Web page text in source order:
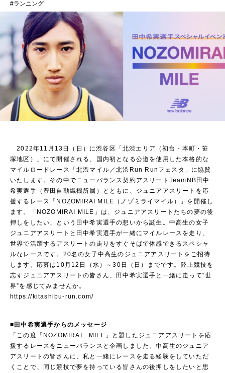
ランニング
2022年11月13日（日）に渋谷区「北渋エリア（初台・本町・笹
塚地区）」にて開催される、国内初となる公道を使用した本格的な
マイルロードレース「北渋マイル／北渋Run Runフェスタ」に協賛
いたします。その中でニューバランス契約アスリートTeamNB田中
希実選手（豊田自動織機所属）とともに、ジュニアアスリートを応
援するレース「NOZOMIRAI MILE（ノゾミライマイル）」を開催し
ます。「NOZOMIRAI MILE」は、ジュニアアスリートたちの夢の後
押しをしたい、という田中希実選手の想いから誕生。中高生の女子
ジュニアアスリートと田中希実選手が一緒にマイルレースを走り、
世界で活躍するアスリートの走りをすぐそばで体感できるスペシャ
ルなレースです。20名の女子中高生のジュニアアスリートをご招待
します。応募は10月12日（水）～30日（日）までです。陸上競技を
志すジュニアアスリートの皆さん、田中希実選手と一緒に走って“世
界”を感じてみませんか。
https://kitashibu-run.com/
■田中希実選手からのメッセージ
「この度「NOZOMIRAI MILE」と題したジュニアアスリートを応
援するレースをニューバランスと企画しました。中高生のジュニア
アスリートの皆さんに、私と一緒にレースを走る経験をしていただ
くことで、同じ競技で夢を持っている皆さんの後押しをしたいと思